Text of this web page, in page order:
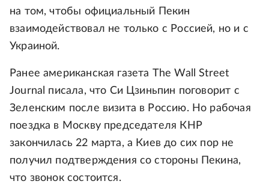
на том, чтобы официальный Пекин
взаимодействовал не только с Россией, но и с
Украиной.
Ранее американская газета The Wall Street
Journal писала, что Си Цзиньпин поговорит с
Зеленским после визита в Россию. Но рабочая
поездка в Москву председателя КНР
закончилась 22 марта, а Киев до сих пор не
получил подтверждения со стороны Пекина,
что звонок состоится.